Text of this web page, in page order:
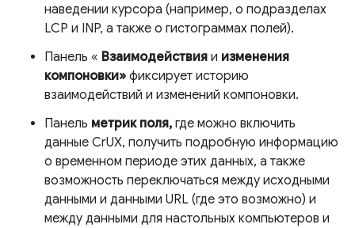
наведении курсора (например, о подразделах
LCP и INP, а также о гистограммах полей).
Панель « Взаимодействия и изменения
компоновки» фиксирует историю
взаимодействий и изменений компоновки.
Панель метрик поля, где можно включить
данные CrUX, получить подробную информацию
о временном периоде этих данных, а также
возможность переключаться между исходными
данными и данными URL (где это возможно) и
между данными для настольных компьютеров и